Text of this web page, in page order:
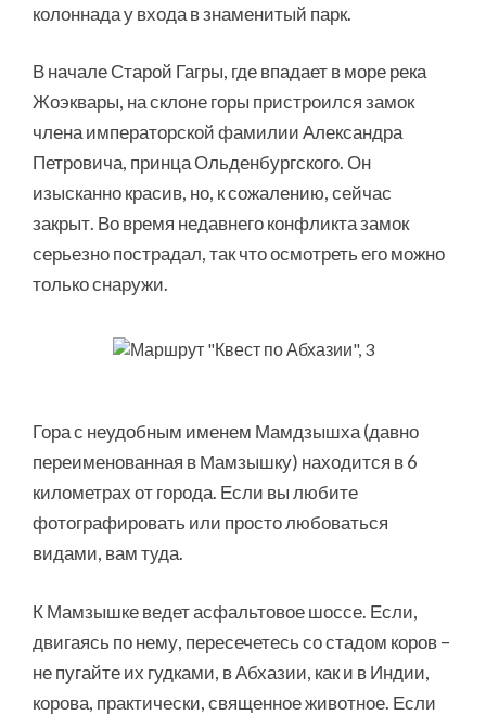
колоннада у входа в знаменитый парк.
В начале Старой Гагры, где впадает в море река
Жоэквары, на склоне горы пристроился замок
члена императорской фамилии Александра
Петровича, принца Ольденбургского. Он
изысканно красив, но, к сожалению, сейчас
закрыт. Во время недавнего конфликта замок
серьезно пострадал, так что осмотреть его можно
только снаружи.
Гора с неудобным именем Мамдзышха (давно
переименованная в Мамзышку) находится в 6
километрах от города. Если вы любите
фотографировать или просто любоваться
видами, вам туда.
К Мамзышке ведет асфальтовое шоссе. Если,
двигаясь по нему, пересечетесь со стадом коров –
не пугайте их гудками, в Абхазии, как и в Индии,
корова, практически, священное животное. Если